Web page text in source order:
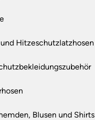
Hitzeschutzlatzhosen
Blusen und Shirts